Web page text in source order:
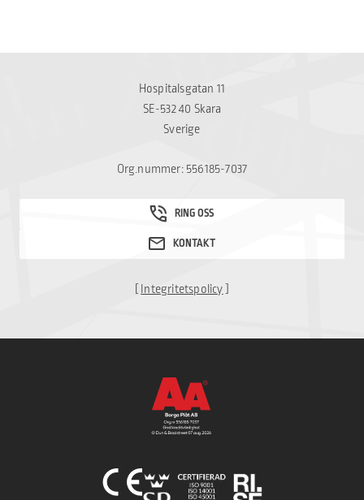
Hospitalsgatan 11
SE-532 40 Skara
Sverige
Org.nummer: 556185-7037
[Integritetspolicy]